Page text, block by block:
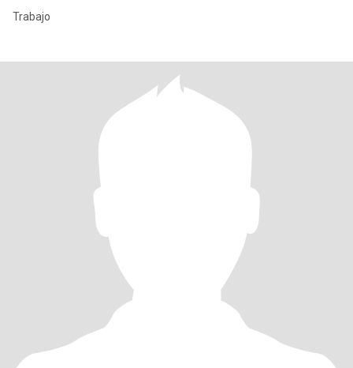
Trabajo